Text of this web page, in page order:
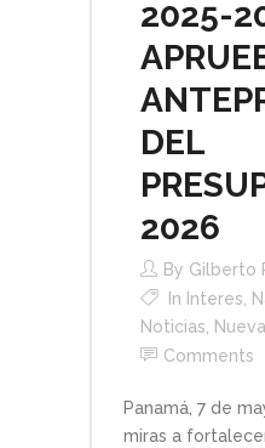
2025-
DEL
2026
By Gilberto
In Interes
Noticias
Nueva
Comments
Panamá, 7 de
miras a